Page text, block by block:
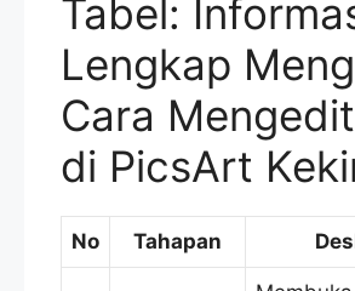
Tabel:
Lengkap
Cara
di PicsArt
No Tahapan